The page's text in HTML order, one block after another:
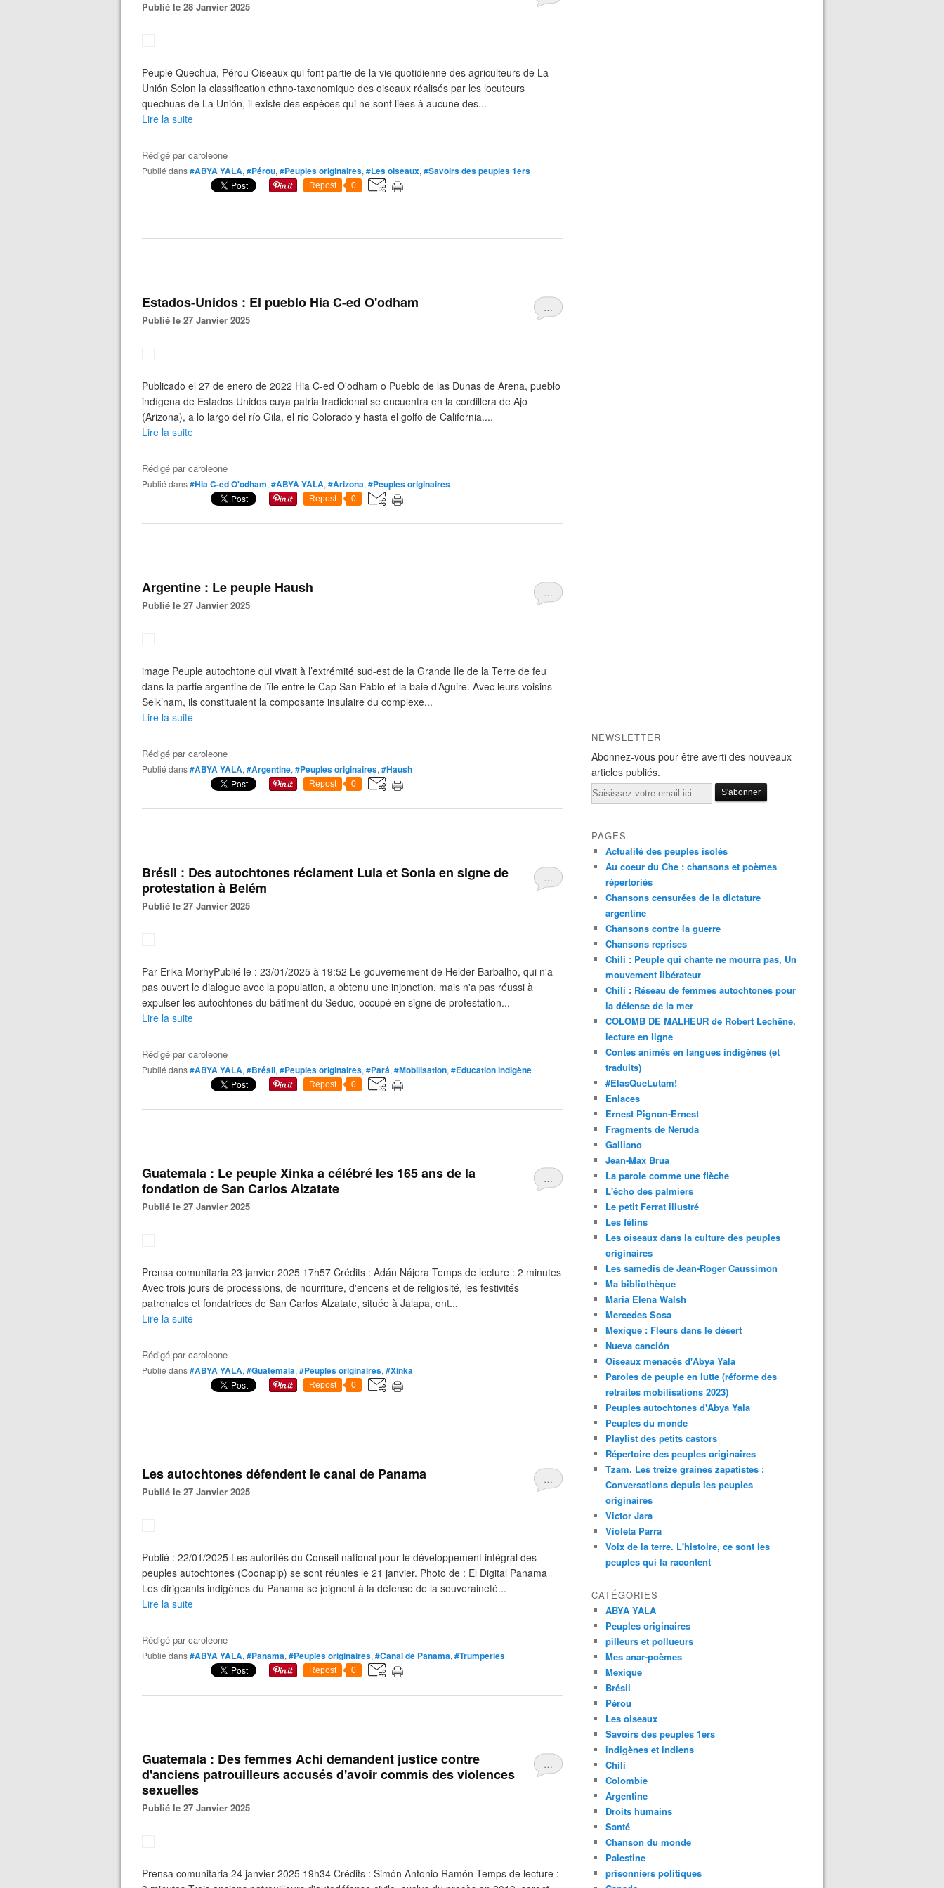
Publié le 28 Janvier 2025
Peuple Quechua, Pérou Oiseaux qui font partie de la vie quotidienne des agriculteurs de La
Unión Selon la classification ethno-taxonomique des oiseaux réalisés par les locuteurs
quechuas de La Unión, il existe des espèces qui ne sont liées à aucune des...
Lire la suite
Rédigé parcaroleone
Publié dans#ABYA YALA, #Pérou, #Peuples originaires, #Les oiseaux, #Savoirs des peuples 1ers
Repost 0
…
Estados-Unidos : El pueblo Hia C-ed O'odham
Publié le 27 Janvier 2025
Publicado el 27 de enero de 2022 Hia C-ed O'odham o Pueblo de las Dunas de Arena, pueblo
indígena de Estados Unidos cuya patria tradicional se encuentra en la cordillera de Ajo
(Arizona), a lo largo del río Gila, el río Colorado y hasta el golfo de California....
Lire la suite
Rédigé parcaroleone
Publié dans#Hia C-ed O'odham, #ABYA YALA, #Arizona, #Peuples originaires
Repost 0
…
Argentine : Le peuple Haush
Publié le 27 Janvier 2025
image Peuple autochtone qui vivait à l’extrémité sud-est de la Grande Ile de la Terre de feu
dans la partie argentine de l’île entre le Cap San Pablo et la baie d’Aguire. Avec leurs voisins
Selk’nam, ils constituaient la composante insulaire du complexe...
Lire la suite
Rédigé parcaroleone
Publié dans#ABYA YALA, #Argentine, #Peuples originaires, #Haush
Repost 0
…
Brésil : Des autochtones réclament Lula et Sonia en signe de
protestation à Belém
Publié le 27 Janvier 2025
Par Erika MorhyPublié le : 23/01/2025 à 19:52 Le gouvernement de Helder Barbalho, qui n'a
pas ouvert le dialogue avec la population, a obtenu une injonction, mais n'a pas réussi à
expulser les autochtones du bâtiment du Seduc, occupé en signe de protestation...
Lire la suite
Rédigé parcaroleone
Publié dans#ABYA YALA, #Brésil, #Peuples originaires, #Pará, #Mobilisation, #Education indigène
Repost 0
…
Guatemala : Le peuple Xinka a célébré les 165 ans de la
fondation de San Carlos Alzatate
Publié le 27 Janvier 2025
Prensa comunitaria 23 janvier 2025 17h57 Crédits : Adán Nájera Temps de lecture : 2 minutes
Avec trois jours de processions, de nourriture, d'encens et de religiosité, les festivités
patronales et fondatrices de San Carlos Alzatate, située à Jalapa, ont...
Lire la suite
Rédigé parcaroleone
Publié dans#ABYA YALA, #Guatemala, #Peuples originaires, #Xinka
Repost 0
…
Les autochtones défendent le canal de Panama
Publié le 27 Janvier 2025
Publié : 22/01/2025 Les autorités du Conseil national pour le développement intégral des
peuples autochtones (Coonapip) se sont réunies le 21 janvier. Photo de : El Digital Panama
Les dirigeants indigènes du Panama se joignent à la défense de la souveraineté...
Lire la suite
Rédigé parcaroleone
Publié dans#ABYA YALA, #Panama, #Peuples originaires, #Canal de Panama, #Trumperies
Repost 0
…
Guatemala : Des femmes Achi demandent justice contre
d'anciens patrouilleurs accusés d'avoir commis des violences
sexuelles
Publié le 27 Janvier 2025
Prensa comunitaria 24 janvier 2025 19h34 Crédits : Simón Antonio Ramón Temps de lecture :
NEWSLETTER
Abonnez-vous pour être averti des nouveaux
articles publiés.
Email
PAGES
Actualité des peuples isolés
Au coeur du Che : chansons et poèmes
répertoriés
Chansons censurées de la dictature
argentine
Chansons contre la guerre
Chansons reprises
Chili : Peuple qui chante ne mourra pas, Un
mouvement libérateur
Chili : Réseau de femmes autochtones pour
la défense de la mer
COLOMB DE MALHEUR de Robert Lechêne,
lecture en ligne
Contes animés en langues indigènes (et
traduits)
#ElasQueLutam!
Enlaces
Ernest Pignon-Ernest
Fragments de Neruda
Galliano
Jean-Max Brua
La parole comme une flèche
L'écho des palmiers
Le petit Ferrat illustré
Les félins
Les oiseaux dans la culture des peuples
originaires
Les samedis de Jean-Roger Caussimon
Ma bibliothèque
Maria Elena Walsh
Mercedes Sosa
Mexique : Fleurs dans le désert
Nueva canción
Oiseaux menacés d'Abya Yala
Paroles de peuple en lutte (réforme des
retraites mobilisations 2023)
Peuples autochtones d'Abya Yala
Peuples du monde
Playlist des petits castors
Répertoire des peuples originaires
Tzam. Les treize graines zapatistes :
Conversations depuis les peuples
originaires
Victor Jara
Violeta Parra
Voix de la terre. L'histoire, ce sont les
peuples qui la racontent
CATÉGORIES
ABYA YALA
Peuples originaires
pilleurs et pollueurs
Mes anar-poèmes
Mexique
Brésil
Pérou
Les oiseaux
Savoirs des peuples 1ers
indigènes et indiens
Chili
Colombie
Argentine
Droits humains
Santé
Chanson du monde
Palestine
prisonniers politiques